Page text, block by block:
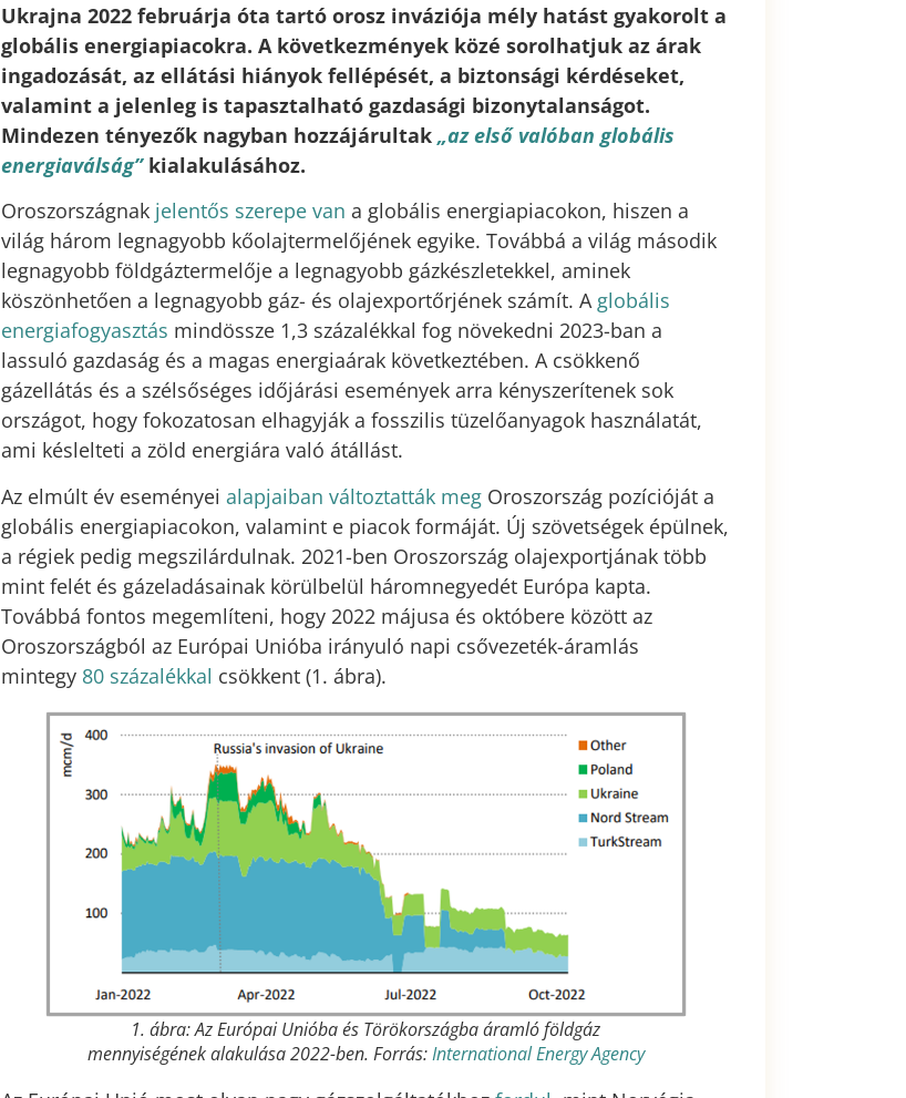
Ukrajna 2022 februárja óta tartó orosz inváziója mély hatást gyakorolt a
globális energiapiacokra. A következmények közé sorolhatjuk az árak
ingadozását, az ellátási hiányok fellépését, a biztonsági kérdéseket,
valamint a jelenleg is tapasztalható gazdasági bizonytalanságot.
Mindezen tényezők nagyban hozzájárultak „az első valóban globális
energiaválság”kialakulásához.
Oroszországnak jelentős szerepe van a globális energiapiacokon, hiszen a
világ három legnagyobb kőolajtermelőjének egyike. Továbbá a világ második
legnagyobb földgáztermelője a legnagyobb gázkészletekkel, aminek
köszönhetően a legnagyobb gáz- és olajexportőrjének számít. A globális
energiafogyasztás mindössze 1,3 százalékkal fog növekedni 2023-ban a
lassuló gazdaság és a magas energiaárak következtében. A csökkenő
gázellátás és a szélsőséges időjárási események arra kényszerítenek sok
országot, hogy fokozatosan elhagyják a fosszilis tüzelőanyagok használatát,
ami késlelteti a zöld energiára való átállást.
Az elmúlt év eseményei alapjaiban változtatták megOroszország pozícióját a
globális energiapiacokon, valamint e piacok formáját. Új szövetségek épülnek,
a régiek pedig megszilárdulnak. 2021-ben Oroszország olajexportjának több
mint felét és gázeladásainak körülbelül háromnegyedét Európa kapta.
Továbbá fontos megemlíteni, hogy 2022 májusa és októbere között az
Oroszországból az Európai Unióba irányuló napi csővezeték-áramlás
mintegy 80 százalékkal csökkent (1. ábra).
1. ábra: Az Európai Unióba és Törökországba áramló földgáz
mennyiségének alakulása 2022-ben. Forrás:International Energy Agency